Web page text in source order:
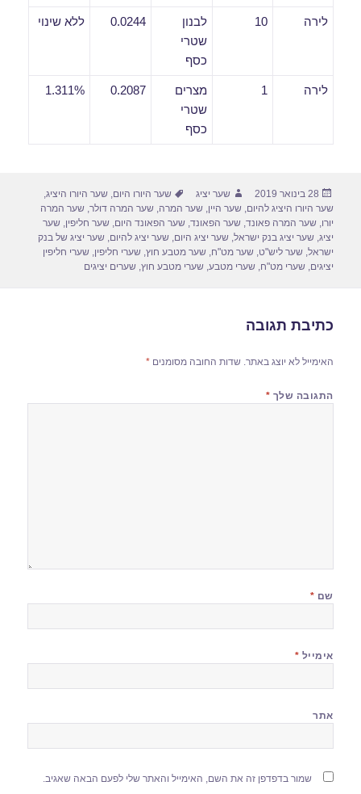
לירה 10
לבנון
שטרי
כסף
0.0244 ללא שינוי
לירה 1
מצרים
שטרי
כסף
0.2087
1.311%
פורסם
בתאריך
28 בינואר 2019 מחבר
שער יציג תגיות
שער היורו היום,שער היורו היציג,
שער היורו היציג להיום,שער היין,שער המרה,שער המרה דולר,שער המרה
יורו,שער המרה פאונד,שער הפאונד,שער הפאונד היום,שער חליפין,שער
יציג,שער יציג בנק ישראל,שער יציג היום,שער יציג להיום,שער יציג של בנק
ישראל,שער ליש"ט,שער מט"ח,שער מטבע חוץ,שערי חליפין,שערי חליפין
יציגים,שערי מט"ח,שערי מטבע,שערי מטבע חוץ,שערים יציגים
כתיבת תגובה
האימייל לא יוצג באתר. שדות החובה מסומנים*
התגובה שלך *
שם *
אימייל *
אתר
שמור בדפדפן זה את השם, האימייל והאתר שלי לפעם הבאה שאגיב.